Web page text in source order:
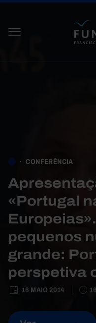
CONFERÊNCIA
«Portugal
pequenos
grande:
perspetiva
16 MAIO 2014